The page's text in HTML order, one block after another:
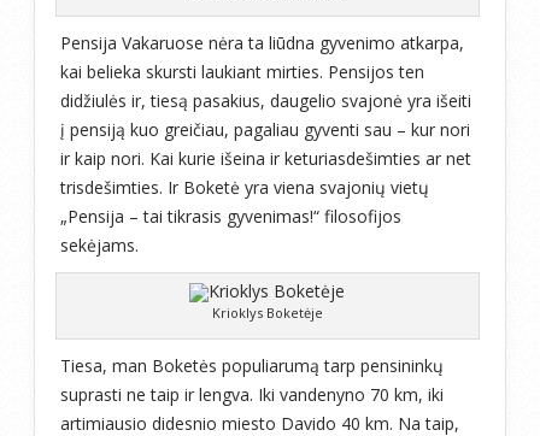
Pensija Vakaruose nėra ta liūdna gyvenimo atkarpa,
kai belieka skursti laukiant mirties. Pensijos ten
didžiulės ir, tiesą pasakius, daugelio svajonė yra išeiti
į pensiją kuo greičiau, pagaliau gyventi sau – kur nori
ir kaip nori. Kai kurie išeina ir keturiasdešimties ar net
trisdešimties. Ir Boketė yra viena svajonių vietų
„Pensija – tai tikrasis gyvenimas!“ filosofijos
sekėjams.
Krioklys Boketėje
Tiesa, man Boketės populiarumą tarp pensininkų
suprasti ne taip ir lengva. Iki vandenyno 70 km, iki
artimiausio didesnio miesto Davido 40 km. Na taip,